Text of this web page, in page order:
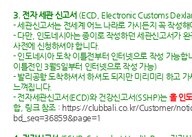
3. 전자 세관 신고서(ECD, Electronic Customs
- 세관신고서는 전세계 어느 나라로 가시든지 꼭 작성해
- 다만, 인도네시아는 종이로 작성하던 세관신고서가
사전에 신청하셔야 합니다.
- 인도네시아 도착 이틀전부터 인터넷으로 작성 가능
이틀전인 3월5일부터 인터넷으로 작성 가능)
- 발리공항 도착하셔서 하셔도 되지만 미리미리 하고
느껴집니다.
- 전자세관신고서(ECD)와 건강신고서(SSHP)는 올 인
합, 링크 참조 : https://clubbali.co.kr/Customer/
bd_seq=36859&page=1